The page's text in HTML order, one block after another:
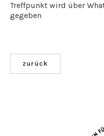
Treffpunkt wird über
gegeben
zurück